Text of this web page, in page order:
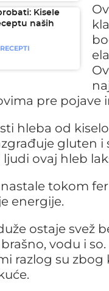
Kisele
naših
pre pojave
hleba od
gluten
ovaj hleb
tokom
energije.
ostaje svež
vodu i
razlog su zbog